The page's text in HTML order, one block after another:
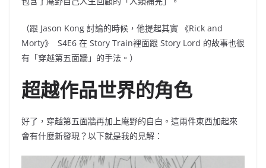
（跟 Jason Kong 討論的時候，他提起其實 《Rick and
Morty》 S4E6 在 Story Train裡面跟 Story Lord 的故事也很
有「穿越第五面牆」的手法。 ）
超越作品世界的角色
好了，穿越第五面牆再加上庵野的自白。這兩件東西加起來
會有什麼新發現？以下就是我的見解：